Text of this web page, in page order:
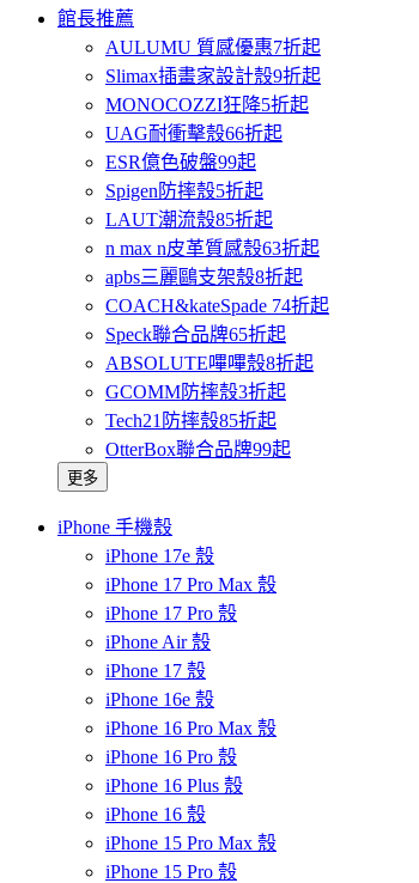
館長推薦
AULUMU 質感優惠7折起
Slimax插畫家設計殼9折起
MONOCOZZI狂降5折起
UAG耐衝擊殼66折起
ESR億色破盤99起
Spigen防摔殼5折起
LAUT潮流殼85折起
n max n皮革質感殼63折起
apbs三麗鷗支架殼8折起
COACH&kateSpade 74折起
Speck聯合品牌65折起
ABSOLUTE嗶嗶殼8折起
GCOMM防摔殼3折起
Tech21防摔殼85折起
OtterBox聯合品牌99起
更多
iPhone 手機殼
iPhone 17e 殼
iPhone 17 Pro Max 殼
iPhone 17 Pro 殼
iPhone Air 殼
iPhone 17 殼
iPhone 16e 殼
iPhone 16 Pro Max 殼
iPhone 16 Pro 殼
iPhone 16 Plus 殼
iPhone 16 殼
iPhone 15 Pro Max 殼
iPhone 15 Pro 殼